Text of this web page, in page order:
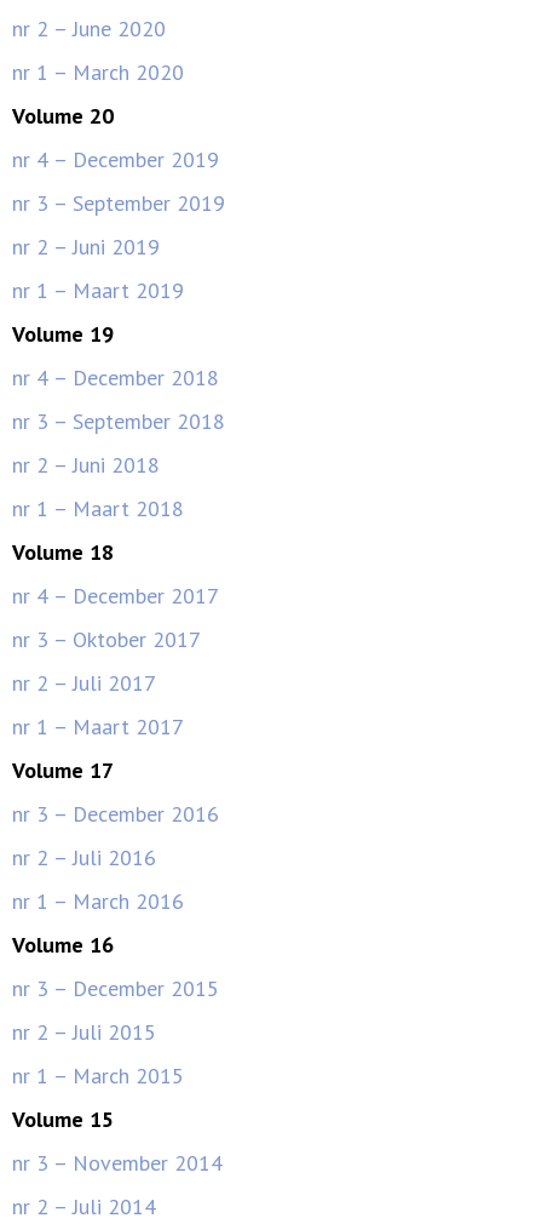
nr 2 – June 2020
nr 1 – March 2020
Volume 20
nr 4 – December 2019
nr 3 – September 2019
nr 2 – Juni 2019
nr 1 – Maart 2019
Volume 19
nr 4 – December 2018
nr 3 – September 2018
nr 2 – Juni 2018
nr 1 – Maart 2018
Volume 18
nr 4 – December 2017
nr 3 – Oktober 2017
nr 2 – Juli 2017
nr 1 – Maart 2017
Volume 17
nr 3 – December 2016
nr 2 – Juli 2016
nr 1 – March 2016
Volume 16
nr 3 – December 2015
nr 2 – Juli 2015
nr 1 – March 2015
Volume 15
nr 3 – November 2014
nr 2 – Juli 2014